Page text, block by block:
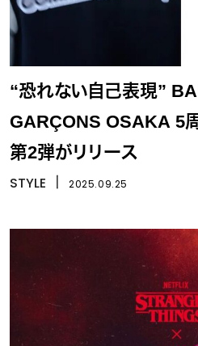
“恐れない自己表現”
GARÇONS OSAKA 5
第2弾がリリース
STYLE 2025.09.25